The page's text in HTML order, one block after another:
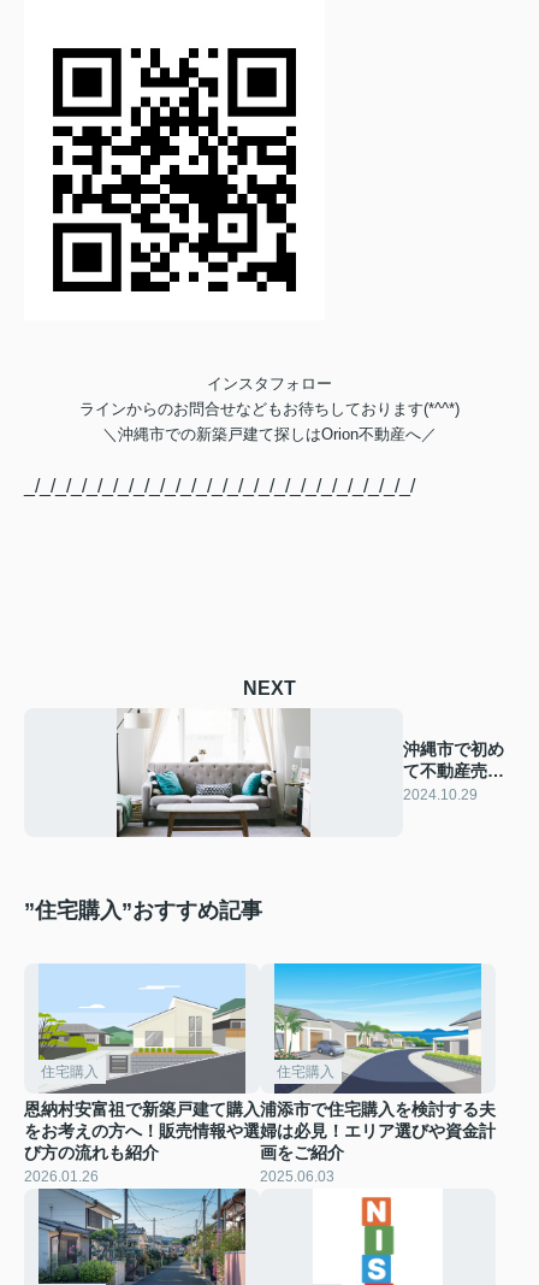
インスタフォロー
ラインからのお問合せなどもお待ちしております(*^^*)
＼ 沖縄市での新築戸建て探しはOrion不動産へ／
_/_/_/_/_/_/_/_/_/_/_/_/_/_/_/_/_/_/_/_/_/_/_/_/_/
NEXT
沖縄市で初め
て不動産売
却！成功の秘
2024.10.29
”住宅購入”おすすめ記事
住宅購入
恩納村安富祖で新築戸建て購入
をお考えの方へ！販売情報や選
び方の流れも紹介
2026.01.26
住宅購入
浦添市で住宅購入を検討する夫
婦は必見！エリア選びや資金計
画をご紹介
2025.06.03